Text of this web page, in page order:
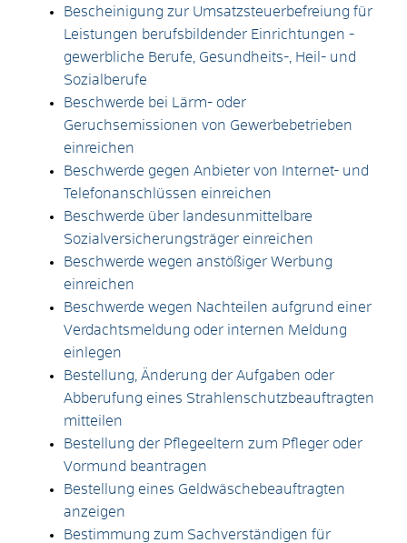
Bescheinigung zur Umsatzsteuerbefreiung für
Leistungen berufsbildender Einrichtungen -
gewerbliche Berufe, Gesundheits-, Heil- und
Sozialberufe
Beschwerde bei Lärm- oder
Geruchsemissionen von Gewerbebetrieben
einreichen
Beschwerde gegen Anbieter von Internet- und
Telefonanschlüssen einreichen
Beschwerde über landesunmittelbare
Sozialversicherungsträger einreichen
Beschwerde wegen anstößiger Werbung
einreichen
Beschwerde wegen Nachteilen aufgrund einer
Verdachtsmeldung oder internen Meldung
einlegen
Bestellung, Änderung der Aufgaben oder
Abberufung eines Strahlenschutzbeauftragten
mitteilen
Bestellung der Pflegeeltern zum Pfleger oder
Vormund beantragen
Bestellung eines Geldwäschebeauftragten
anzeigen
Bestimmung zum Sachverständigen für